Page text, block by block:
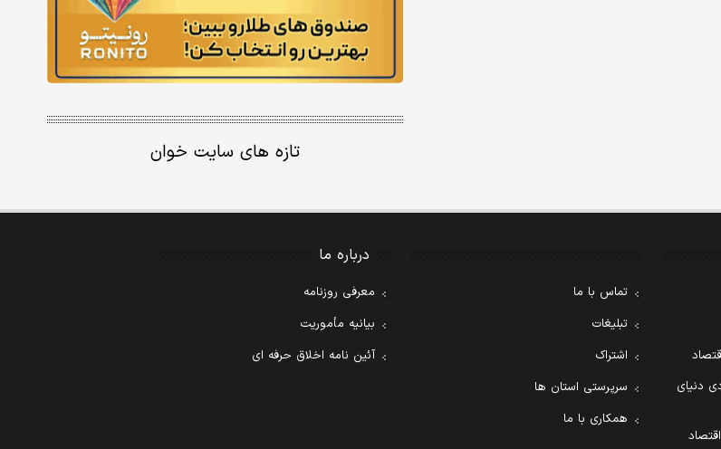
تازه های سایت خوان
دنیای
تماس با ما
تبلیغات
اشتراک
سرپرستی استان ها
همکاری با ما
درباره ما
معرفی روزنامه
بیانیه مأموریت
آئین نامه اخلاق حرفه ای